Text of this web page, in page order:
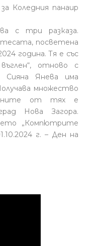
Коледния панаир
с три разказа.
посветена
година. Тя е със
отново с
Сияна Янева има
множество
от тях е
Нова Загора.
„Компютрите
г. – Ден на